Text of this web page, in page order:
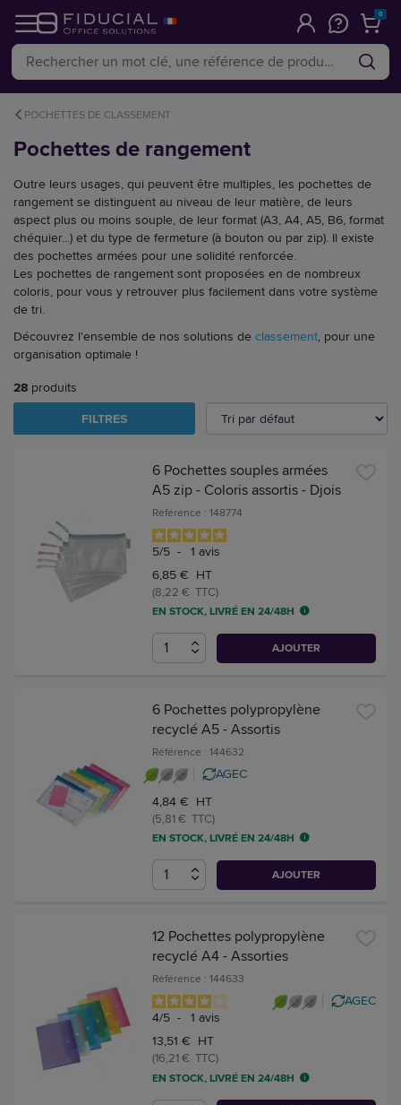
0
POCHETTES DE CLASSEMENT
Pochettes de rangement
Outre leurs usages, qui peuvent être multiples, les pochettes de
rangement se distinguent au niveau de leur matière, de leurs
aspect plus ou moins souple, de leur format (A3, A4, A5, B6, format
chéquier...) et du type de fermeture (à bouton ou par zip). Il existe
des pochettes armées pour une solidité renforcée.
Les pochettes de rangement sont proposées en de nombreux
coloris, pour vous y retrouver plus facilement dans votre système
de tri.
Découvrez l'ensemble de nos solutions de classement, pour une
organisation optimale !
28 produits
FILTRES
6 Pochettes souples armées
A5 zip - Coloris assortis - Djois
Référence : 148774
5/5 - 1 avis
6,85 € HT
(8,22 € TTC)
EN STOCK, LIVRÉ EN 24/48H
AJOUTER
6 Pochettes polypropylène
recyclé A5 - Assortis
Référence : 144632
AGEC
4,84 € HT
(5,81 € TTC)
EN STOCK, LIVRÉ EN 24/48H
AJOUTER
12 Pochettes polypropylène
recyclé A4 - Assorties
Référence : 144633
4/5 - 1 avis
AGEC
13,51 € HT
(16,21 € TTC)
EN STOCK, LIVRÉ EN 24/48H